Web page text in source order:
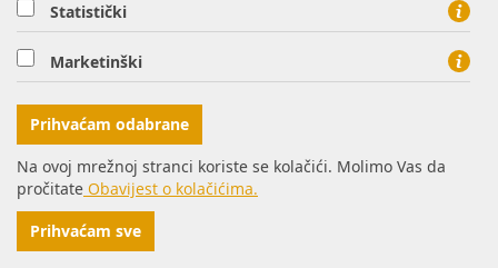
26.11.2019. Neplanirani radovi na plinskoj mreži - Osijek
Valpovo
29.11.2019. Neplanirani radovi na plinskoj mreži -
Petrijevci
Statistički
Marketinški
Prihvaćam odabrane
Na ovoj mrežnoj stranci koriste se kolačići. Molimo Vas da
pročitate Obavijest o kolačićima.
Prihvaćam sve